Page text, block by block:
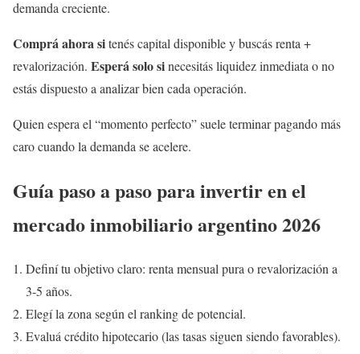
demanda creciente.
Comprá ahora sitenés capital disponible y buscás renta +
revalorización. Esperá solo sinecesitás liquidez inmediata o no
estás dispuesto a analizar bien cada operación.
Quien espera el “momento perfecto” suele terminar pagando más
caro cuando la demanda se acelere.
Guía paso a paso para invertir en el
mercado inmobiliario argentino 2026
Definí tu objetivo claro: renta mensual pura o revalorización a
3-5 años.
Elegí la zona según el ranking de potencial.
Evaluá crédito hipotecario (las tasas siguen siendo favorables).